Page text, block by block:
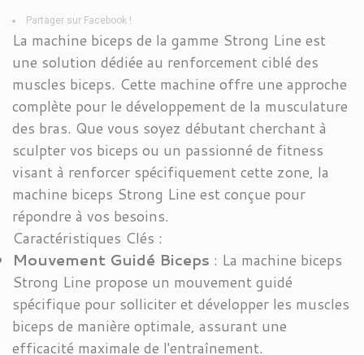
Partager sur Facebook !
La machine biceps de la gamme Strong Line est
une solution dédiée au renforcement ciblé des
muscles biceps. Cette machine offre une approche
complète pour le développement de la musculature
des bras. Que vous soyez débutant cherchant à
sculpter vos biceps ou un passionné de fitness
visant à renforcer spécifiquement cette zone, la
machine biceps Strong Line est conçue pour
répondre à vos besoins.
Caractéristiques Clés :
Mouvement Guidé Biceps : La machine biceps
Strong Line propose un mouvement guidé
spécifique pour solliciter et développer les muscles
biceps de manière optimale, assurant une
efficacité maximale de l'entraînement.